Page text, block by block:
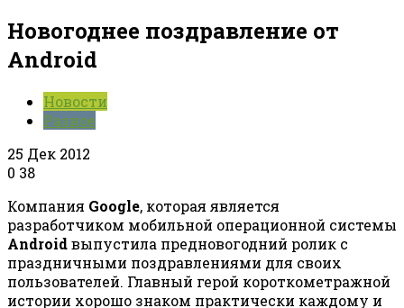
Новогоднее поздравление от
Android
Новости
Разное
25 Дек 2012
0 38
Компания Google, которая является
разработчиком мобильной операционной системы
Androidвыпустила предновогодний ролик с
праздничными поздравлениями для своих
пользователей. Главный герой короткометражной
истории хорошо знаком практически каждому и